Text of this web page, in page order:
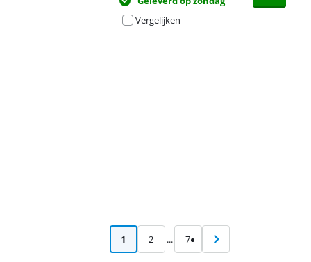
Vergelijken
1 2 ... 7